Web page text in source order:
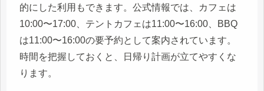
的にした利用もできます。公式情報では、カフェは
10:00〜17:00、テントカフェは11:00〜16:00、BBQ
は11:00〜16:00の要予約として案内されています。
時間を把握しておくと、日帰り計画が立てやすくな
ります。